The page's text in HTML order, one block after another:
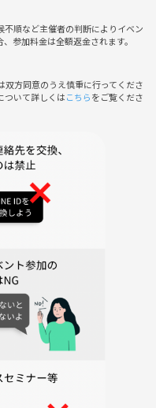
で
約束
ー
。
が違う 場合がありますので
順など主催者の判断によりイベン
参加料金は全額返金されます。
双方同意のうえ慎重に行ってくださ
ついて詳しくはこちらをご覧くださ